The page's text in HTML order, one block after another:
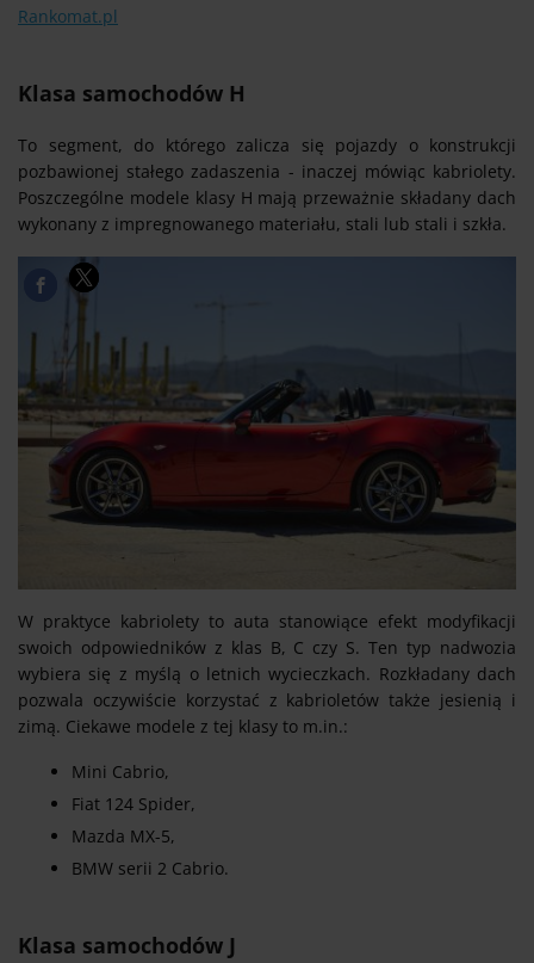
Rankomat.pl
Klasa samochodów H
To segment, do którego zalicza się pojazdy o konstrukcji
pozbawionej stałego zadaszenia - inaczej mówiąc kabriolety.
Poszczególne modele klasy H mają przeważnie składany dach
wykonany z impregnowanego materiału, stali lub stali i szkła.
W praktyce kabriolety to auta stanowiące efekt modyfikacji
swoich odpowiedników z klas B, C czy S. Ten typ nadwozia
wybiera się z myślą o letnich wycieczkach. Rozkładany dach
pozwala oczywiście korzystać z kabrioletów także jesienią i
zimą. Ciekawe modele z tej klasy to m.in.:
Mini Cabrio,
Fiat 124 Spider,
Mazda MX-5,
BMW serii 2 Cabrio.
Klasa samochodów J